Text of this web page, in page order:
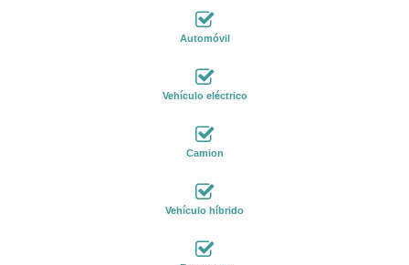
Automóvil
Vehículo eléctrico
Camion
Vehículo híbrido